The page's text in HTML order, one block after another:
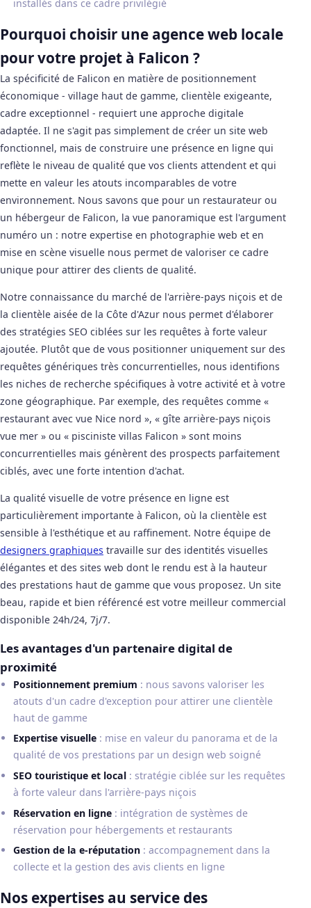
installés dans ce cadre privilégié
Pourquoi choisir une agence web locale
pour votre projet à Falicon ?
La spécificité de Falicon en matière de positionnement
économique - village haut de gamme, clientèle exigeante,
cadre exceptionnel - requiert une approche digitale
adaptée. Il ne s'agit pas simplement de créer un site web
fonctionnel, mais de construire une présence en ligne qui
reflète le niveau de qualité que vos clients attendent et qui
mette en valeur les atouts incomparables de votre
environnement. Nous savons que pour un restaurateur ou
un hébergeur de Falicon, la vue panoramique est l'argument
numéro un : notre expertise en photographie web et en
mise en scène visuelle nous permet de valoriser ce cadre
unique pour attirer des clients de qualité.
Notre connaissance du marché de l'arrière-pays niçois et de
la clientèle aisée de la Côte d'Azur nous permet d'élaborer
des stratégies SEO ciblées sur les requêtes à forte valeur
ajoutée. Plutôt que de vous positionner uniquement sur des
requêtes génériques très concurrentielles, nous identifions
les niches de recherche spécifiques à votre activité et à votre
zone géographique. Par exemple, des requêtes comme «
restaurant avec vue Nice nord », « gîte arrière-pays niçois
vue mer » ou « pisciniste villas Falicon » sont moins
concurrentielles mais génèrent des prospects parfaitement
ciblés, avec une forte intention d'achat.
La qualité visuelle de votre présence en ligne est
particulièrement importante à Falicon, où la clientèle est
sensible à l'esthétique et au raffinement. Notre équipe de
designers graphiques travaille sur des identités visuelles
élégantes et des sites web dont le rendu est à la hauteur
des prestations haut de gamme que vous proposez. Un site
beau, rapide et bien référencé est votre meilleur commercial
disponible 24h/24, 7j/7.
Les avantages d'un partenaire digital de
proximité
Positionnement premium : nous savons valoriser les
atouts d'un cadre d'exception pour attirer une clientèle
haut de gamme
Expertise visuelle : mise en valeur du panorama et de la
qualité de vos prestations par un design web soigné
SEO touristique et local : stratégie ciblée sur les requêtes
à forte valeur dans l'arrière-pays niçois
Réservation en ligne : intégration de systèmes de
réservation pour hébergements et restaurants
Gestion de la e-réputation : accompagnement dans la
collecte et la gestion des avis clients en ligne
Nos expertises au service des